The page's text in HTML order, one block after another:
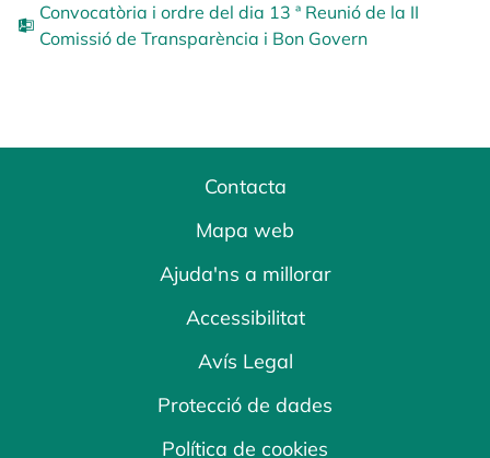
Convocatòria i ordre del dia 13 ª Reunió de la II
Comissió de Transparència i Bon Govern
Contacta
Mapa web
Ajuda'ns a millorar
Accessibilitat
Avís Legal
Protecció de dades
Política de cookies